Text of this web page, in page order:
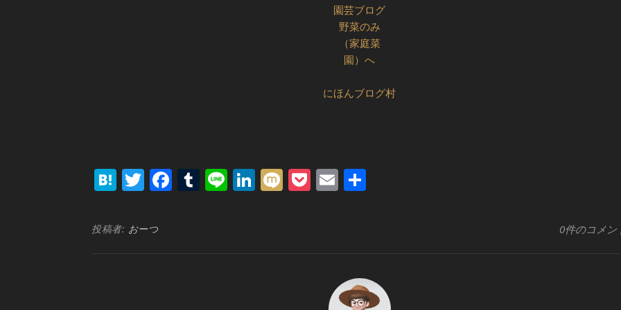
にほんブログ村
Hatena
Twitter
Facebook
Tumblr
LineLinkedIn
MixiPocket
Email
投稿者: おーつ 0件のコメン